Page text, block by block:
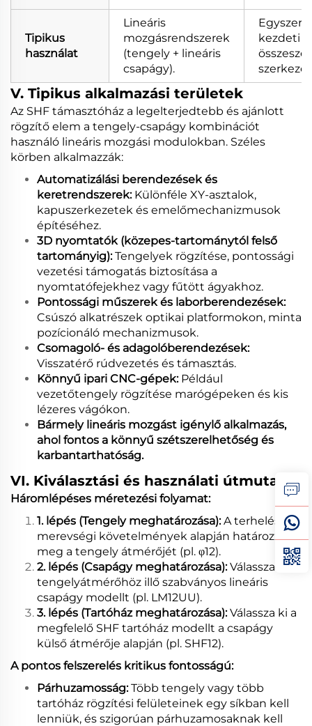
Tipikus
használat
Lineáris
mozgásrendszerek
(tengely + lineáris
csapágy).
kezdeti
V. Tipikus alkalmazási területek
Az SHF támasztóház a legelterjedtebb és ajánlott
rögzítő elem a tengely-csapágy kombinációt
használó lineáris mozgási modulokban. Széles
körben alkalmazzák:
Automatizálási berendezések és
keretrendszerek: Különféle XY-asztalok,
kapuszerkezetek és emelőmechanizmusok
építéséhez.
3D nyomtatók (közepes-tartománytól felső
tartományig):Tengelyek rögzítése, pontossági
vezetési támogatás biztosítása a
nyomtatófejekhez vagy fűtött ágyakhoz.
Pontossági műszerek és laborberendezések:
Csúszó alkatrészek optikai platformokon, minta
pozícionáló mechanizmusok.
Csomagoló- és adagolóberendezések:
Visszatérő rúdvezetés és támasztás.
Könnyű ipari CNC-gépek: Például
vezetőtengely rögzítése marógépeken és kis
lézeres vágókon.
Bármely lineáris mozgást igénylő alkalmazás,
ahol fontos a könnyű szétszerelhetőség és
karbantarthatóság.
VI. Kiválasztási és használati útmutató
Háromlépéses méretezési folyamat:
1. lépés (Tengely meghatározása):A terhelési és
merevségi követelmények alapján határozza
meg a tengely átmérőjét (pl. φ12).
2. lépés (Csapágy meghatározása):Válassza ki a
tengelyátmérőhöz illő szabványos lineáris
csapágy modellt (pl. LM12UU).
3. lépés (Tartóház meghatározása):Válassza ki a
megfelelő SHF tartóház modellt a csapágy
külső átmérője alapján (pl. SHF12).
A pontos felszerelés kritikus fontosságú:
Párhuzamosság:Több tengely vagy több
tartóház rögzítési felületeinek egy síkban kell
lenniük, és szigorúan párhuzamosaknak kell